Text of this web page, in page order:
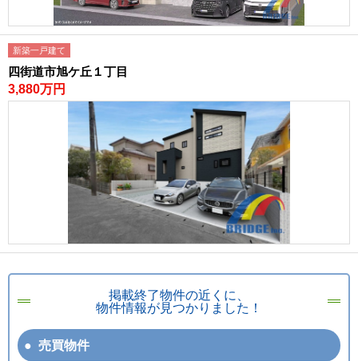
新築一戸建て
四街道市旭ケ丘１丁目
3,880万円
掲載終了物件の近くに、
物件情報が見つかりました！
売買物件